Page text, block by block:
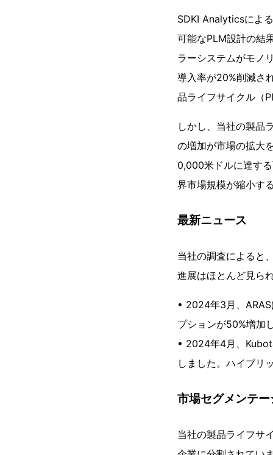
SDKI Analyticsによ
可能なPLM設計の結
ラーシステムがモノ
導入率が20%削減さ
品ライフサイクル（
しかし、当社の製品
の増加が市場の拡大
0,000米ドルに達す
界市場規模が縮小す
最新ニュース
当社の調査によると
進展はほとんど見ら
• 2024年3月、
プションが50%増加
• 2024年4月、
しました。ハイブリ
市場セグメンテー
当社の製品ライフサ